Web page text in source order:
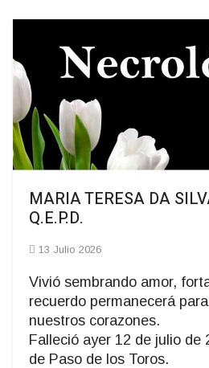
MARIA TERESA DA
Q.E.P.D.
13 Julio 2026
Vivió sembrando amor,
recuerdo permanecerá
nuestros corazones.
Falleció ayer 12 de julio de
de Paso de los Toros.